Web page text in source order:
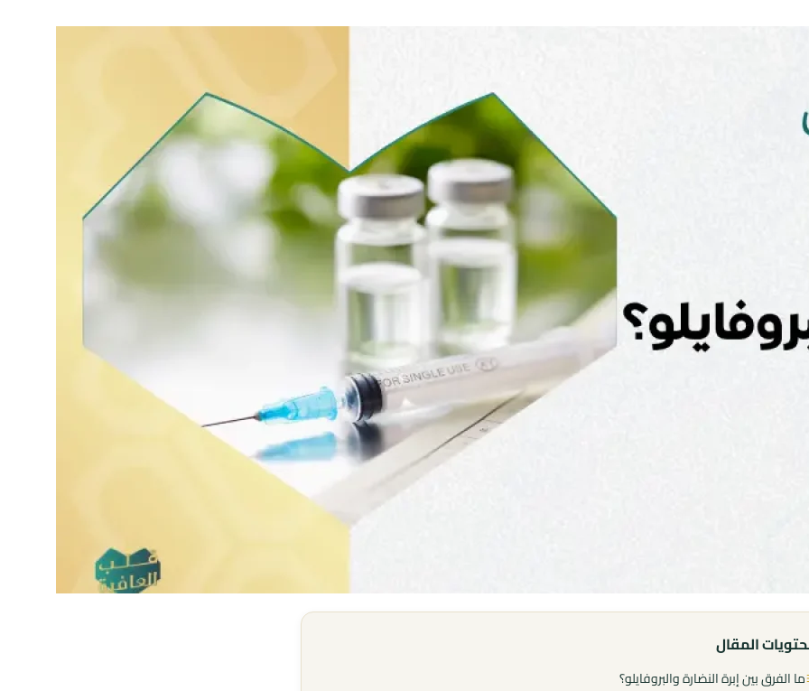
المقال
ما الفرق بين إبرة النضارة والبروفايلو؟